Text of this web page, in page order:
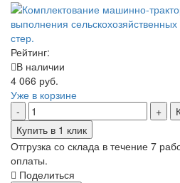
Рейтинг:
В наличии
4 066 руб.
Уже в корзине
Купить в 1 клик
Отгрузка со склада в течение 7
оплаты.
Поделиться